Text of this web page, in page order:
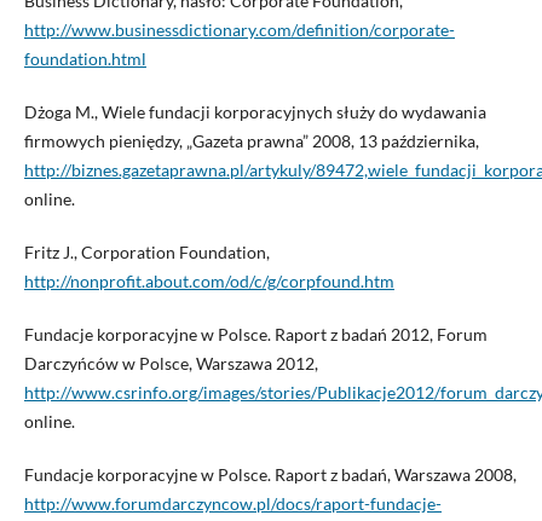
http://www.businessdictionary.com/definition/corporate-
foundation.html
Dżoga M., Wiele fundacji korporacyjnych służy do wydawania
firmowych pieniędzy, „Gazeta prawna” 2008, 13 października,
http://biznes.gazetaprawna.pl/artykuly/
online.
Fritz J., Corporation Foundation,
http://nonprofit.about.com/od/c/g/corpfound.htm
Fundacje korporacyjne w Polsce. Raport z badań 2012, Forum
Darczyńców w Polsce, Warszawa 2012,
http://www.csrinfo.org/images/stories/Publikacje2012/
online.
Fundacje korporacyjne w Polsce. Raport z badań, Warszawa 2008,
http://www.forumdarczyncow.pl/docs/raport-fundacje-